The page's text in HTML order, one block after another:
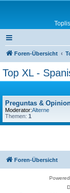
Foren-Übersicht
Top XL -
Preguntas &
Moderator:Alterne
Themen: 1
Foren-Übersicht